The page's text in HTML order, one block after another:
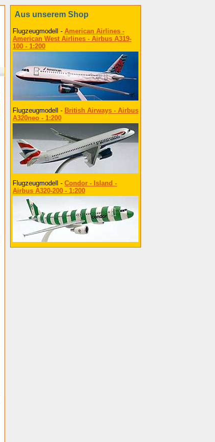
Aus unserem Shop
Flugzeugmodell - American Airlines -
American West Airlines - Airbus A319-
100 - 1:200
Flugzeugmodell - British Airways - Airbus
A320neo - 1:200
Flugzeugmodell - Condor - Island -
Airbus A320-200 - 1:200